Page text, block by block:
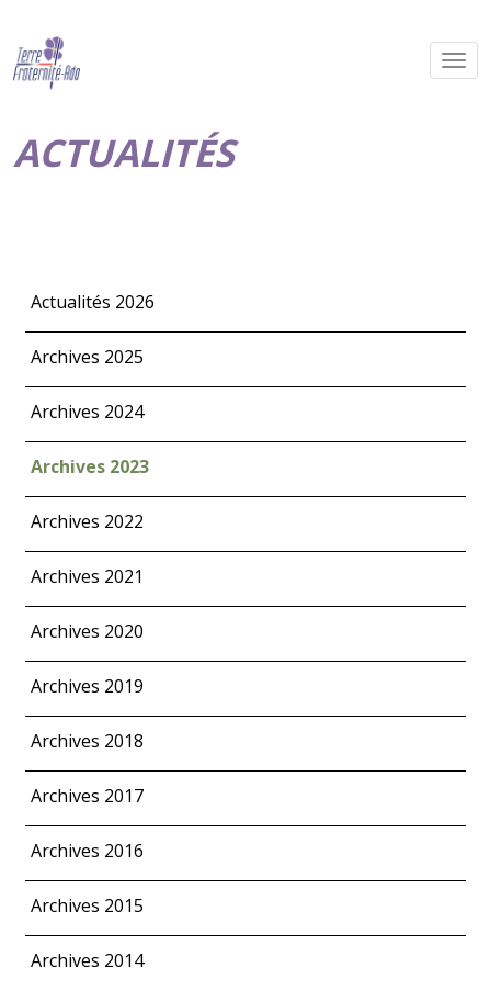
ACTUALITÉS
Actualités 2026
Archives 2025
Archives 2024
Archives 2023
Archives 2022
Archives 2021
Archives 2020
Archives 2019
Archives 2018
Archives 2017
Archives 2016
Archives 2015
Archives 2014